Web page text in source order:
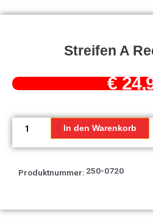
Streifen A
€
Streifen
Tief
In den Warenkorb
Produktnummer: 250-0720